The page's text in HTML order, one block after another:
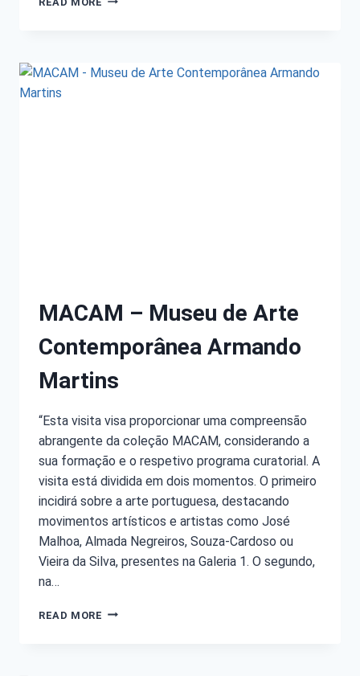
MACAM – Museu de Arte
Contemporânea Armando
Martins
“Esta visita visa proporcionar uma compreensão
abrangente da coleção MACAM, considerando a
sua formação e o respetivo programa curatorial. A
visita está dividida em dois momentos. O primeiro
incidirá sobre a arte portuguesa, destacando
movimentos artísticos e artistas como José
Malhoa, Almada Negreiros, Souza-Cardoso ou
Vieira da Silva, presentes na Galeria 1. O segundo,
na…
READ MORE